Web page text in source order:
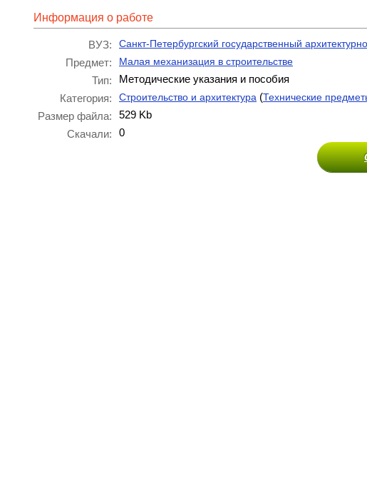
Информация о работе
ВУЗ: Санкт-Петербургский государственный
Предмет: Малая механизация в строительстве
Тип:
Методические указания и пособия
Категория:
Строительство и архитектура (Технические
Размер файла:
529 Kb
Скачали:
0